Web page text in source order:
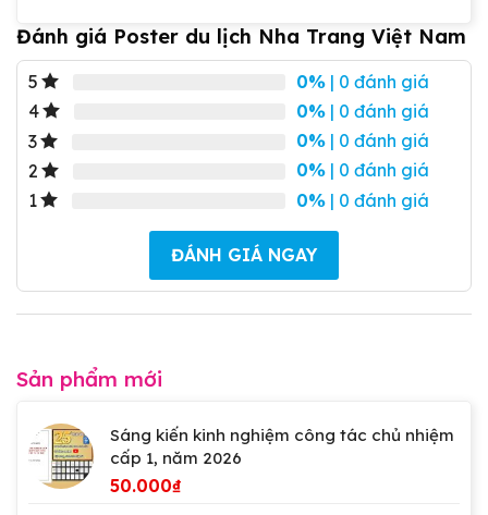
Đánh giá Poster du lịch Nha Trang Việt Nam
5 0% | 0 đánh giá
4
0% | 0 đánh giá
3
0% | 0 đánh giá
2
0% | 0 đánh giá
1
0% | 0 đánh giá
ĐÁNH GIÁ NGAY
Sản phẩm mới
Sáng kiến kinh nghiệm công tác chủ nhiệm
cấp 1, năm 2026
50.000₫